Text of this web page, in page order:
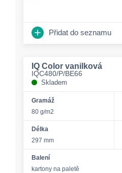
Přidat do seznamu
IQ Color vanilková
IQC480/P/BE66
Skladem
Gramáž
80 g/m2
Délka
297 mm
Balení
kartony na paletě